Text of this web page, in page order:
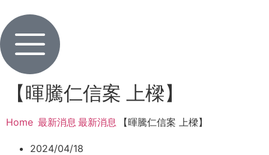
【暉騰仁信案 上樑】
Home 最新消息 最新消息 【暉騰仁信案 上樑】
2024/04/18